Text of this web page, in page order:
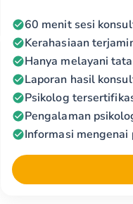
60 menit sesi
Kerahasiaan
Hanya melayani
Laporan hasil
Psikolog
Pengalaman
Informasi